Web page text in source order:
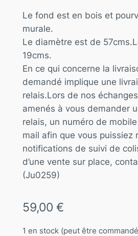
Le fond est en bois et
murale.
Le diamètre est de
19cms.
En ce qui concerne la
demandé implique une
relais.Lors de nos
amenés à vous demander
relais, un numéro de
mail afin que vous puissiez
notifications de suivi de
d’une vente sur place,
(Ju0259)
59,00 €
1 en stock (peut être